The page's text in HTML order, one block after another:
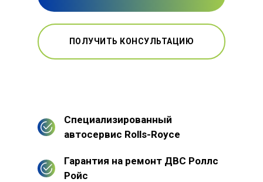
ПОЛУЧИТЬ КОНСУЛЬТАЦИЮ
Специализированный
автосервис Rolls-Royce
Гарантия на ремонт ДВС Роллс
Ройс